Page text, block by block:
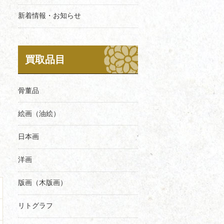
新着情報・お知らせ
買取品目
骨董品
絵画（油絵）
日本画
洋画
版画（木版画）
リトグラフ